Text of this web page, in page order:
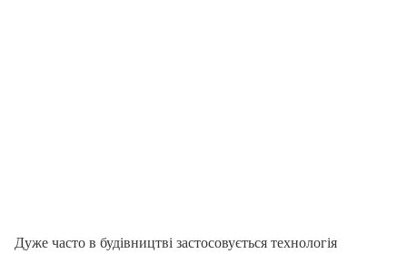
Дуже часто в будівництві застосовується технологія